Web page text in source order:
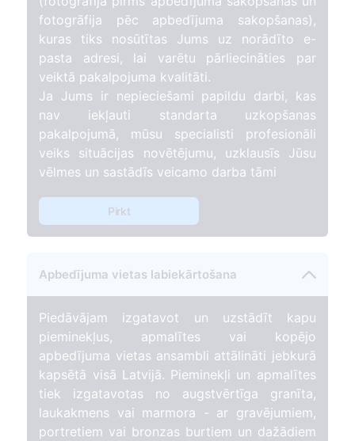
fotogrāfija pēc apbedījuma sakopšanas),
kuras tiks nosūtītas Jums uz norādīto e-
pasta adresi, lai varētu pārliecināties par
veiktā pakalpojuma kvalitāti.
Ja Jums ir nepieciešami papildu darbi, kas
nav iekļauti standarta uzkopšanas
pakalpojumā, mūsu specialisti profesionāli
veiks situācijas novētējumu, uzklausīs Jūsu
vēlmes un sastādīs veicamo darba tāmi
Pirkt
Apbedījuma vietas labiekārtošana
Piedāvājam izgatavot un uzstādīt kapu
pieminekļus, apmalītes vai kopējo
apbedījuma vietas ansambli attālināti jebkurā
kapsētā visā Latvijā. Pieminekļi un apmalītes
tiek izgatavotas no augstvērtīga granīta,
laukakmens vai marmora - ar gravējumiem,
portretiem vai bronzas burtiem un dažādiem